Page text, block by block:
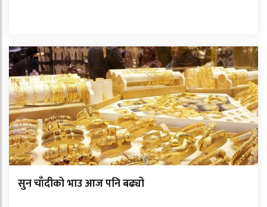
सुन चाँदीको भाउ आज पनि बढ्यो